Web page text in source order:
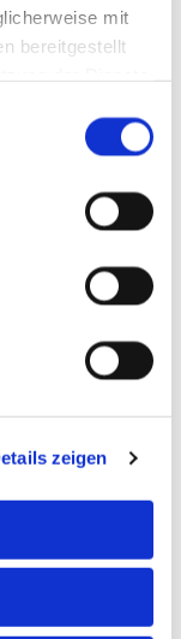
mit
bereitgestellt
zeigen